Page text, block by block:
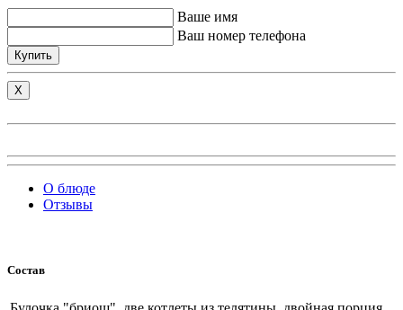
Ваше имя
Ваш номер телефона
Купить
X
О блюде
Отзывы
Состав